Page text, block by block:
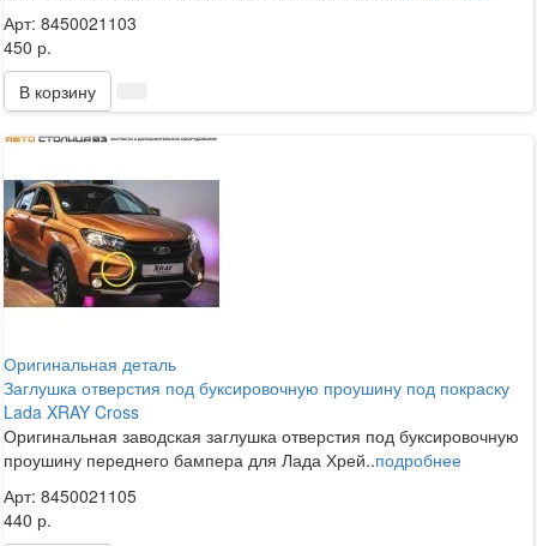
Арт: 8450021103
450 р.
В корзину
Оригинальная деталь
Заглушка отверстия под буксировочную проушину под покраску
Lada XRAY Cross
Оригинальная заводская заглушка отверстия под буксировочную
проушину переднего бампера для Лада Хрей..подробнее
Арт: 8450021105
440 р.